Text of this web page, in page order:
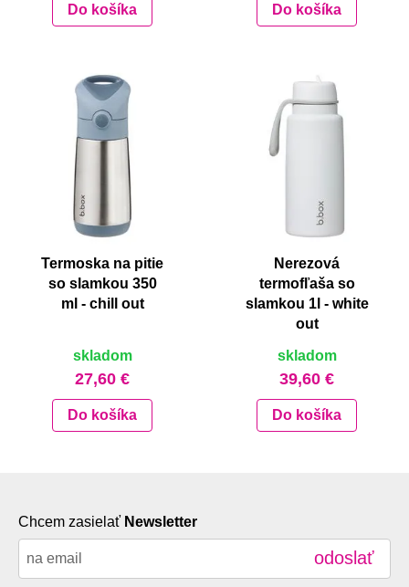
Do košíka Do košíka
Termoska na pitie
so slamkou 350
ml - chill out
skladom
27,60 €
Do košíka
Nerezová
termofľaša so
slamkou 1l - white
out
skladom
39,60 €
Do košíka
Chcem zasielať Newsletter
odoslať